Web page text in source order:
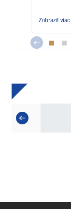
ďalej
Zobraziť viac